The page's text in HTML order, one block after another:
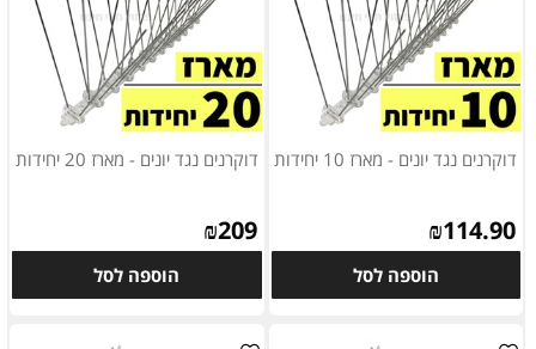
דוקרנים נגד יונים - מארז 10 יחידות
₪114.90
הוספה לסל
דוקרנים נגד יונים - מארז 20 יחידות
₪209
הוספה לסל